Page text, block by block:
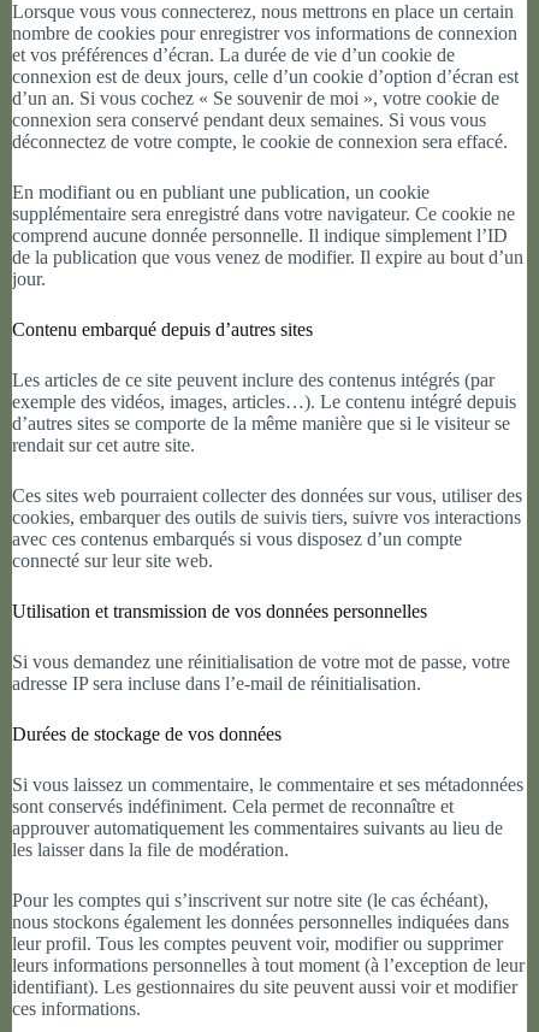
Lorsque vous vous connecterez, nous mettrons en place un certain
nombre de cookies pour enregistrer vos informations de connexion
et vos préférences d’écran. La durée de vie d’un cookie de
connexion est de deux jours, celle d’un cookie d’option d’écran est
d’un an. Si vous cochez « Se souvenir de moi », votre cookie de
connexion sera conservé pendant deux semaines. Si vous vous
déconnectez de votre compte, le cookie de connexion sera effacé.
En modifiant ou en publiant une publication, un cookie
supplémentaire sera enregistré dans votre navigateur. Ce cookie ne
comprend aucune donnée personnelle. Il indique simplement l’ID
de la publication que vous venez de modifier. Il expire au bout d’un
jour.
Contenu embarqué depuis d’autres sites
Les articles de ce site peuvent inclure des contenus intégrés (par
exemple des vidéos, images, articles…). Le contenu intégré depuis
d’autres sites se comporte de la même manière que si le visiteur se
rendait sur cet autre site.
Ces sites web pourraient collecter des données sur vous, utiliser des
cookies, embarquer des outils de suivis tiers, suivre vos interactions
avec ces contenus embarqués si vous disposez d’un compte
connecté sur leur site web.
Utilisation et transmission de vos données personnelles
Si vous demandez une réinitialisation de votre mot de passe, votre
adresse IP sera incluse dans l’e-mail de réinitialisation.
Durées de stockage de vos données
Si vous laissez un commentaire, le commentaire et ses métadonnées
sont conservés indéfiniment. Cela permet de reconnaître et
approuver automatiquement les commentaires suivants au lieu de
les laisser dans la file de modération.
Pour les comptes qui s’inscrivent sur notre site (le cas échéant),
nous stockons également les données personnelles indiquées dans
leur profil. Tous les comptes peuvent voir, modifier ou supprimer
leurs informations personnelles à tout moment (à l’exception de leur
identifiant). Les gestionnaires du site peuvent aussi voir et modifier
ces informations.